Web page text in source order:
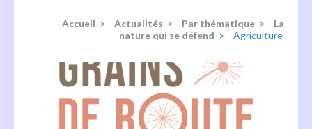
Accueil > Actualités > Par thématique >
La
nature qui se défend > Agriculture